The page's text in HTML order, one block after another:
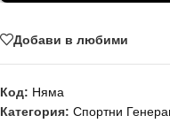
Добави в любими
Код: Няма
Категория: Спортни